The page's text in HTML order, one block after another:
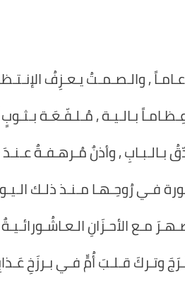
, والـصـمـتُ يـعـزِفُ
بـالـيـة , مُـلـفّـعَـة
بـالـبـابِ , وأذنٌ مُـرهـفـةٌ
فـي رُوحِـهـا مـنـذ ذلـك
مـع الأحـزَانِ
وتـركَ قـلـبَ أُمٍّ فـي بـرزَخِ